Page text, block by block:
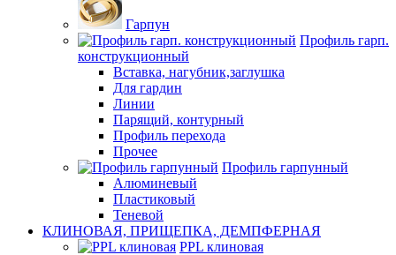
Гарпун
Профиль гарп.
конструкционный
Вставка, нагубник,заглушка
Для гардин
Линии
Парящий, контурный
Профиль перехода
Прочее
Профиль гарпунный
Алюминевый
Пластиковый
Теневой
КЛИНОВАЯ, ПРИЩЕПКА, ДЕМПФЕРНАЯ
PPL клиновая